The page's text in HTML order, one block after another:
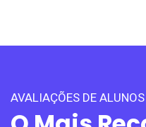
AVALIAÇÕES DE ALUNOS